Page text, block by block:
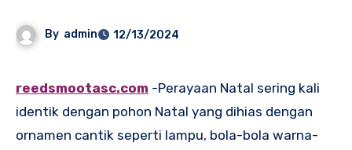
By admin 12/13/2024
reedsmootasc.com -Perayaan Natal sering kali
identik dengan pohon Natal yang dihias dengan
ornamen cantik seperti lampu, bola-bola warna-